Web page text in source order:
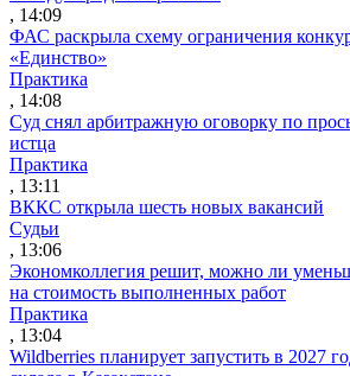
, 14:09
ФАС раскрыла схему ограничения
«Единство»
Практика
, 14:08
Суд снял арбитражную оговорку по
истца
Практика
, 13:11
ВККС открыла шесть новых вакансий
Судьи
, 13:06
Экономколлегия решит, можно ли
на стоимость выполненных работ
Практика
, 13:04
Wildberries планирует запустить в 2027